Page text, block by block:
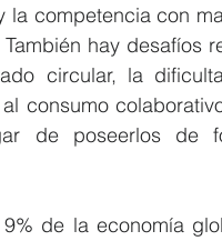
competencia con
hay desafíos
circular, la
consumo
de poseerlos de
de la economía